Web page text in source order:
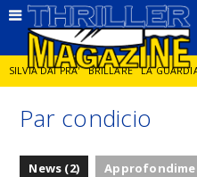
SILVIA DAI PRA' BRILLARE LA
JORGE DIAZ LA SPIA DELITTO IN
Par condicio
News (2)